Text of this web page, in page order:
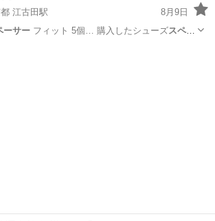
江古田駅
8月9日
ーサーフィット 5個… 購入したシューズスペー